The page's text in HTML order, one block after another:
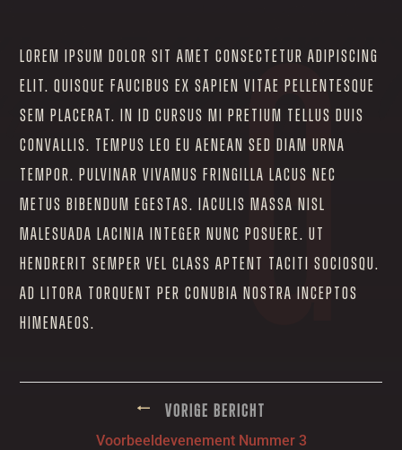
Lorem ipsum dolor sit amet consectetur adipiscing
elit. Quisque faucibus ex sapien vitae pellentesque
sem placerat. In id cursus mi pretium tellus duis
convallis. Tempus leo eu aenean sed diam urna
tempor. Pulvinar vivamus fringilla lacus nec
metus bibendum egestas. Iaculis massa nisl
malesuada lacinia integer nunc posuere. Ut
hendrerit semper vel class aptent taciti sociosqu.
Ad litora torquent per conubia nostra inceptos
himenaeos.
← Vorige bericht
Voorbeeldevenement Nummer 3